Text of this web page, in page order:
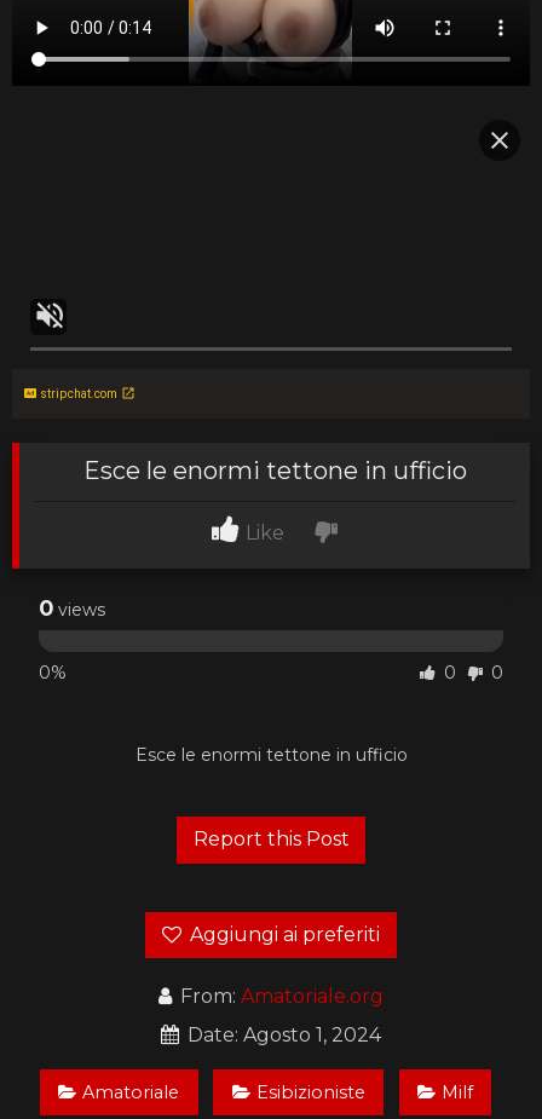
stripchat.com
Esce le enormi tettone in ufficio
Like
0 views
0% 0 0
Esce le enormi tettone in ufficio
Aggiungi ai preferiti
From: Amatoriale.org
Date: Agosto 1, 2024
Amatoriale Esibizioniste Milf